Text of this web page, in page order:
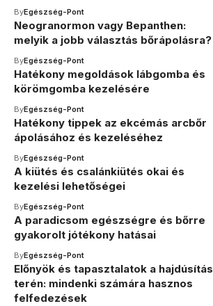
ByEgészség-Pont
Neogranormon vagy Bepanthen:
melyik a jobb választás bőrápolásra?
ByEgészség-Pont
Hatékony megoldások lábgomba és
körömgomba kezelésére
ByEgészség-Pont
Hatékony tippek az ekcémás arcbőr
ápolásához és kezeléséhez
ByEgészség-Pont
A kiütés és csalánkiütés okai és
kezelési lehetőségei
ByEgészség-Pont
A paradicsom egészségre és bőrre
gyakorolt jótékony hatásai
ByEgészség-Pont
Előnyök és tapasztalatok a hajdúsítás
terén: mindenki számára hasznos
felfedezések